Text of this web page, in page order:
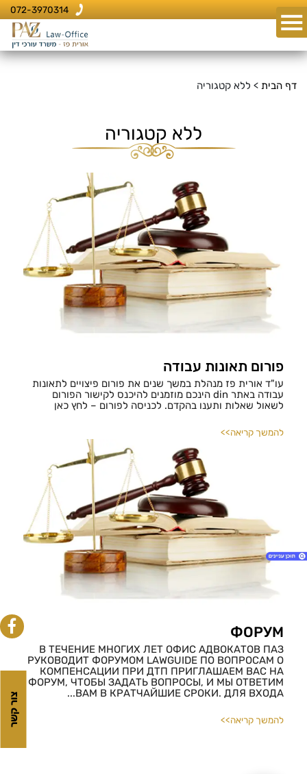
072-3970314
צור קשר
דף הבית > ללא קטגוריה
ללא קטגוריה
פורום תאונות עבודה
עו"ד אורית פז מנהלת במשך שנים את פורום פיצויים לתאונות
עבודה באתר din הינכם מוזמנים להיכנס לקישור הפורום
לשאול שאלות ותענו בהקדם. לכניסה לפורום – לחץ כאן
להמשך קריאה>>
ФОРУМ
В ТЕЧЕНИЕ МНОГИХ ЛЕТ ОФИС АДВОКАТОВ ПАЗ
РУКОВОДИТ ФОРУМОМ LAWGUIDE ПО ВОПРОСАМ О
КОМПЕНСАЦИИ ПРИ ДТП ПРИГЛАШАЕМ ВАС НА
ФОРУМ, ЧТОБЫ ЗАДАТЬ ВОПРОСЫ, И МЫ ОТВЕТИМ
ВАМ В КРАТЧАЙШИЕ СРОКИ. ДЛЯ ВХОДА...
להמשך קריאה>>